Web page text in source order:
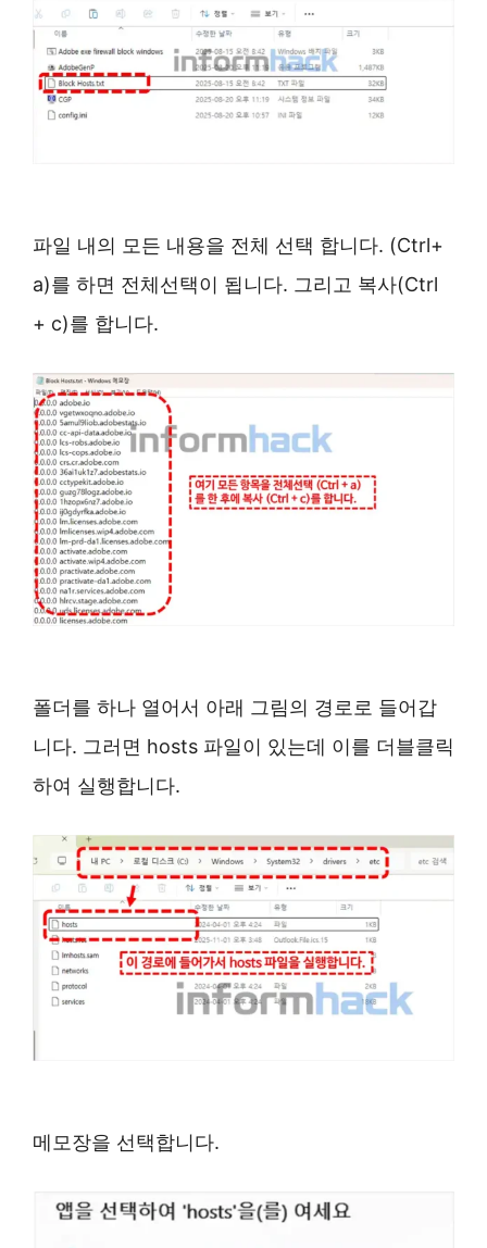
파일 내의 모든 내용을 전체 선택 합니다. (Ctrl+
a)를 하면 전체선택이 됩니다. 그리고 복사(Ctrl
+ c)를 합니다.
폴더를 하나 열어서 아래 그림의 경로로 들어갑
니다. 그러면 hosts 파일이 있는데 이를 더블클릭
하여 실행합니다.
메모장을 선택합니다.